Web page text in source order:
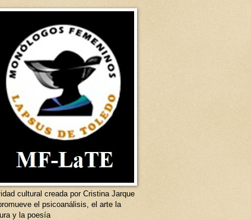
cultural creada por Cristina Jarque
el psicoanálisis, el arte la
y la poesía